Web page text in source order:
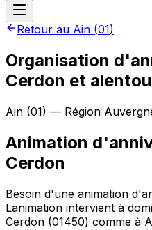
Retour au Ain (01)
Organisation
Cerdon et
Ain (01) — Région
Animation
Cerdon
Besoin d'une animation
Lanimation intervient à
Cerdon (01450) comme à